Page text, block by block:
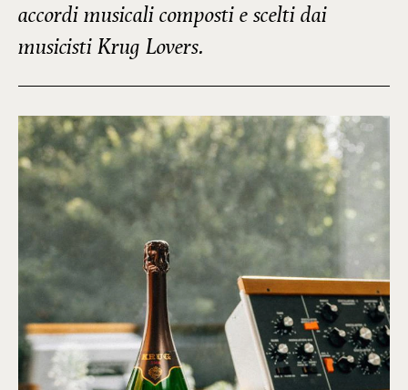
accordi musicali composti e scelti dai
musicisti Krug Lovers.